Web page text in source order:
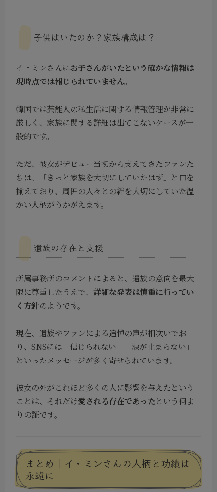
子供はいたのか？家族構成は？
イ・ミンさんにお子さんがいたという確かな情報は
現時点では報じられていません。
韓国では芸能人の私生活に関する情報管理が非常に
厳しく、家族に関する詳細は出てこないケースが一
般的です。
ただ、彼女がデビュー当初から支えてきたファンた
ちは、「きっと家族を大切にしていたはず」と口を
揃えており、周囲の人々との絆を大切にしていた温
かい人柄がうかがえます。
遺族の存在と支援
所属事務所のコメントによると、遺族の意向を最大
限に尊重したうえで、 詳細な発表は慎重に行ってい
く方針のようです。
現在、遺族やファンによる追悼の声が相次いでお
り、SNSには「信じられない」「涙が止まらない」
といったメッセージが多く寄せられています。
彼女の死がこれほど多くの人に影響を与えたという
ことは、それだけ愛される存在であったという何よ
りの証です。
まとめ｜イ・ミンさんの人柄と功績は
永遠に